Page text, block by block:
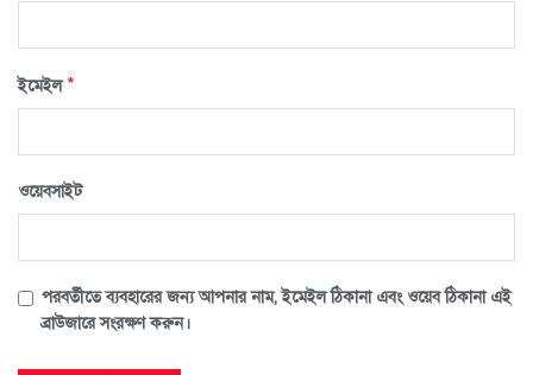
ইমেইল*
ওয়েবসাইট
পরবর্তীতে ব্যবহারের জন্য আপনার নাম, ইমেইল ঠিকানা এবং ওয়েব ঠিকানা এই
ব্রাউজারে সংরক্ষণ করুন।